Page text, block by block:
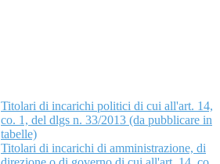
Titolari di incarichi politici di cui all'art. 14,
co. 1, del dlgs n. 33/2013 (da pubblicare in
tabelle)
Titolari di incarichi di amministrazione, di